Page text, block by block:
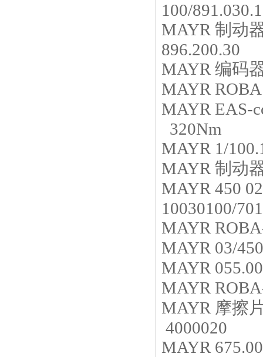
100/
MAYR 制动
896.200.30
MAYR 编码
MAYR
MAYR EAS-
320Nm
MAYR 1/
MAYR 制动
MAYR 450
10030100/
MAYR
MAYR 03/
MAYR
MAYR
MAYR 摩擦
4000020
MAYR